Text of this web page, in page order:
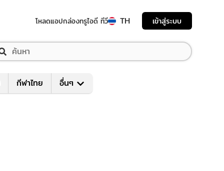
โหลดแอปกล่องทรูไอดี ทีวี TH เข้าสู่ระบบ
กีฬาไทย อื่นๆ